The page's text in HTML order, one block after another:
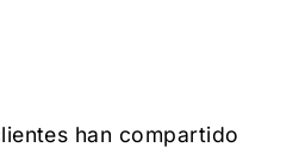
han compartido